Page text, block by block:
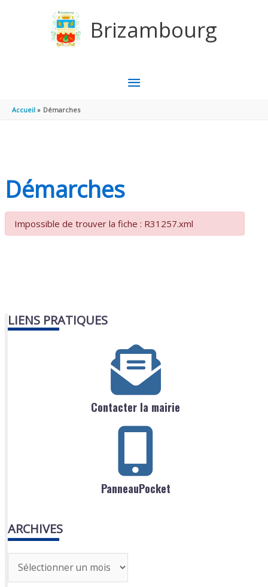
Brizambourg
MENU
Accueil Démarches
Démarches
Impossible de trouver la fiche : R31257.xml
LIENS PRATIQUES
Contacter la mairie
PanneauPocket
ARCHIVES
r